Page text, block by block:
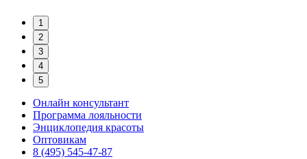
1
2
3
4
5
Онлайн консультант
Программа лояльности
Энциклопедия красоты
Оптовикам
8 (495) 545-47-87